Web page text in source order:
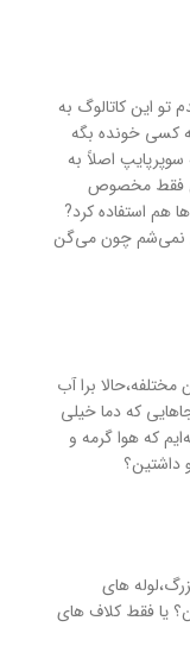
این کاتالوگ به
کسی خونده بگه
اصلاً به
فقط مخصوص
هم استفاده کرد?
نمی‌شم چون می‌گن
برا آب
که دما خیلی
که هوا گرمه و
داشتین؟
های
یا فقط کلاف‌ های